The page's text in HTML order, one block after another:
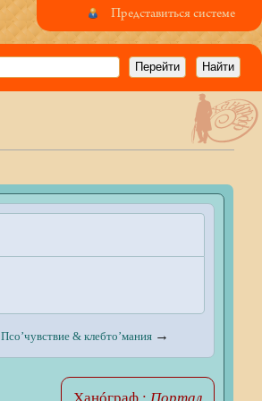
Псо’чувствие & клебто’мания →
Представиться системе